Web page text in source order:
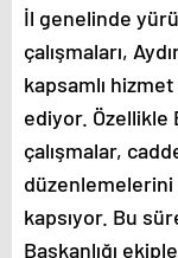
İl genelinde
çalışmaları,
kapsamlı hizmet
ediyor. Özellikle
çalışmalar,
düzenlemelerini
kapsıyor. Bu
Başkanlığı